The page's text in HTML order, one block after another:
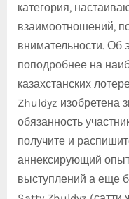
категория,
взаимоотношений,
внимательности. Об
поподробнее на
казахстанских
Zhuldyz изобретена
обязанность
получите и
аннексирующий
выступлений а еще